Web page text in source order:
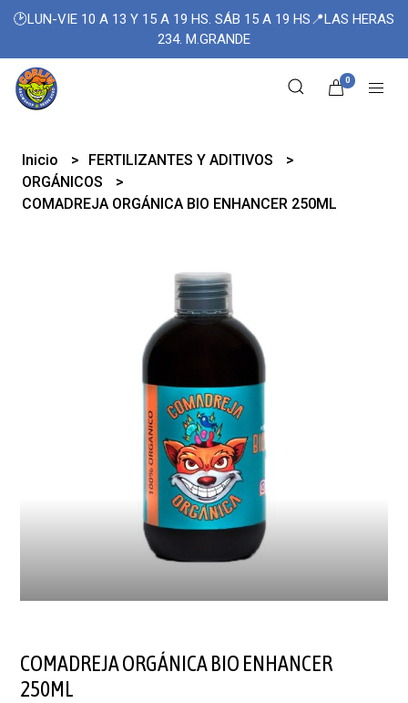
🕑LUN-VIE 10 A 13 Y 15 A 19 HS. SÁB 15 A 19 HS📍LAS HERAS
234. M.GRANDE
0
Inicio
FERTILIZANTES Y ADITIVOS
ORGÁNICOS
COMADREJA ORGÁNICA BIO ENHANCER 250ML
COMADREJA ORGÁNICA BIO ENHANCER
250ML